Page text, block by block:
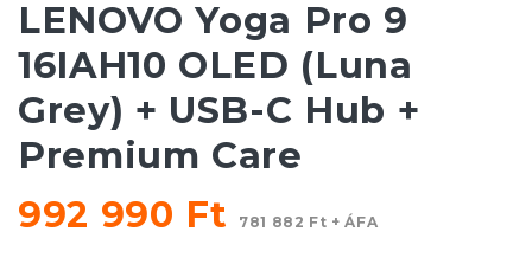
LENOVO Yoga Pro 9
16IAH10 OLED (Luna
Grey) + USB-C Hub +
Premium Care
992 990 Ft
781 882 Ft + ÁFA